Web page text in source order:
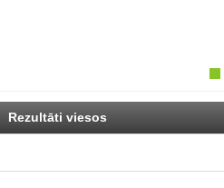
Rezultāti viesos